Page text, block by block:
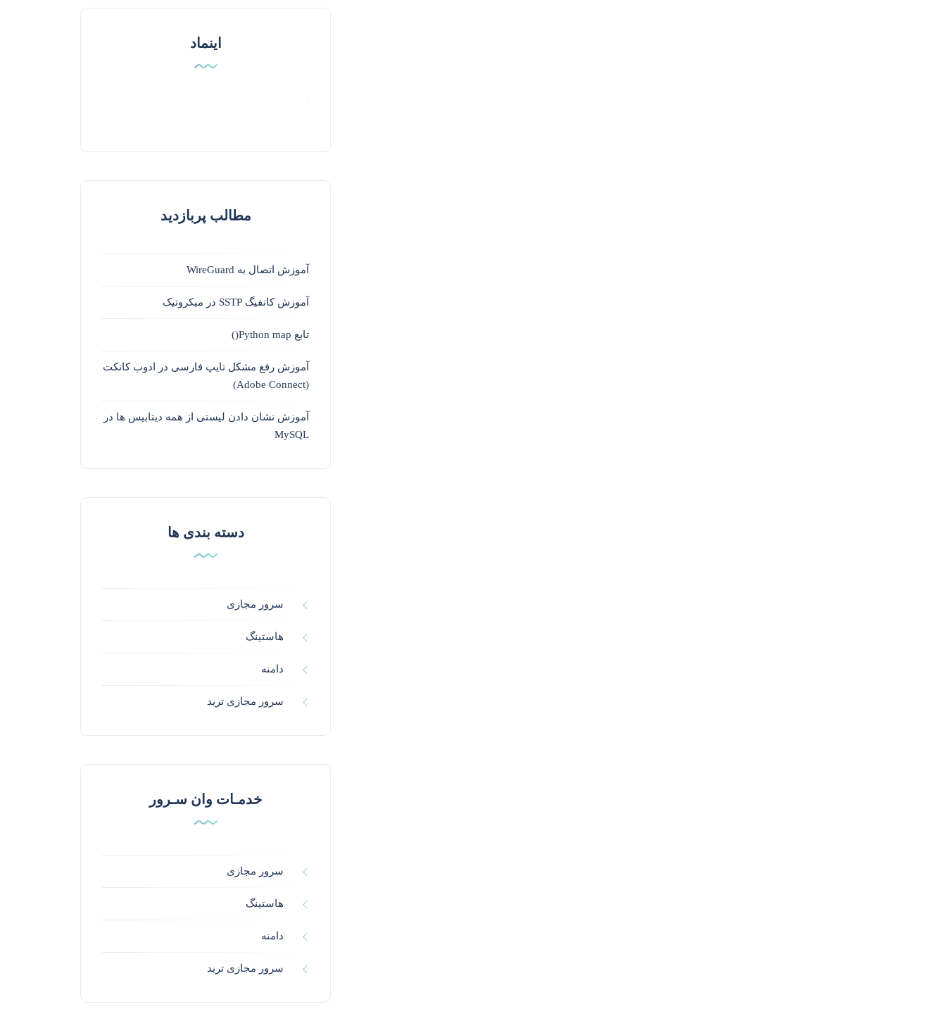
اینماد
مطالب پربازدید
آموزش اتصال به WireGuard
آموزش کانفیگ SSTP در میکروتیک
تابع Python map()
آموزش رفع مشکل تایپ فارسی در ادوب کانکت
(Adobe Connect)
آموزش نشان دادن لیستی از همه دیتابیس ها در
MySQL
دسته بندی ها
سرور مجازی
هاستینگ
دامنه
سرور مجازی ترید
خدمـات وان سـرور
سرور مجازی
هاستینگ
دامنه
سرور مجازی ترید